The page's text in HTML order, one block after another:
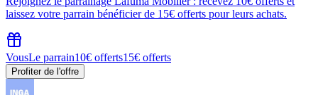
laissez votre parrain bénéficier de 15€ offerts pour leurs achats.
VousLe parrain10€ offerts15€ offerts
Profiter de l'offre